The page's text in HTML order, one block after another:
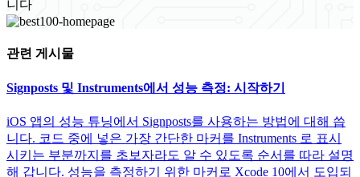
니다
관련 게시물
Signposts 및 Instruments에서 성능 측정: 시작하기
iOS 앱의 성능 튜닝에서 Signposts를 사용하는 방법에 대해 씁
니다. 코드 중에 넣은 가장 간단한 마커를 Instruments 로 표시
시키는 부분까지를 초보자라도 알 수 있도록 순서를 따라 설명
해 갑니다. 성능을 측정하기 위한 마커로 Xcode 10에서 도입되